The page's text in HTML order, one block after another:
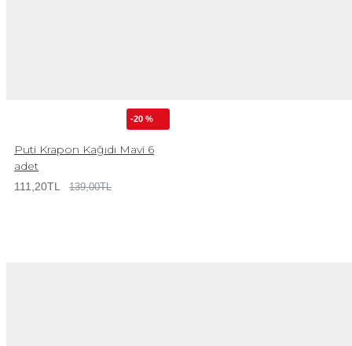
-20 %
Puti Krapon Kağıdı Mavi 6
adet
111,20TL 139,00TL